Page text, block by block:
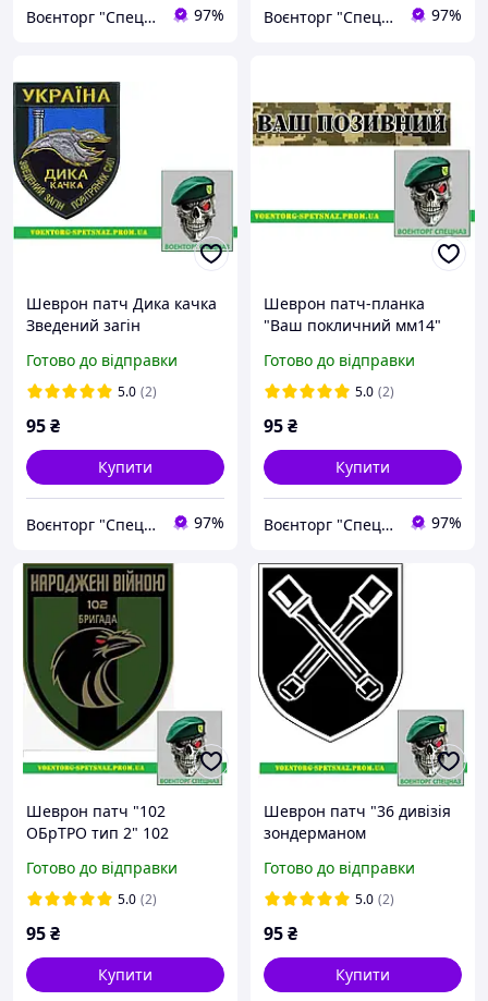
Воєнторг "Спецназ" - найкращий український військовий магазин — виробник! 97% Воєнторг "Спецназ" - найкращий український військовий магазин — виробник! 97%
Шеврон патч Дика качка
Зведений загін
(morale patch) сделаем
любой шеврон!
Готово до відправки
5.0 (2)
95₴
Купити
Воєнторг "Спецназ" - найкращий український військовий магазин — виробник! 97%
Шеврон патч-планка
"Ваш покличний мм14"
будь-який шеврон!
Готово до відправки
5.0 (2)
95₴
Купити
Воєнторг "Спецназ" - найкращий український військовий магазин — виробник! 97%
Шеврон патч "102
ОБрТРО тип 2" 102
Івано Франківськ (morale
patch) Зробимо будь-який
Готово до відправки
5.0 (2)
95₴
Купити
Шеврон патч "36 дивізія
зондерманом
будь-який шеврон!
Готово до відправки
5.0 (2)
95₴
Купити